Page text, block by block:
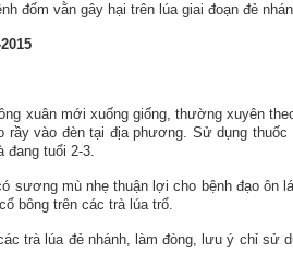
đốm vằn gây hại trên lúa giai đoạn đẻ
xuân mới xuống giống, thường xuyên
rầy vào đèn tại địa phương. Sử dụng
đang tuổi 2-3.
sương mù nhẹ thuận lợi cho bệnh đạo ôn
bông trên các trà lúa trổ.
trà lúa đẻ nhánh, làm đòng, lưu ý chỉ sử